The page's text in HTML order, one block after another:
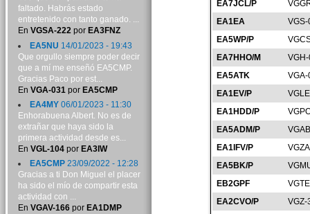
EA7JCL/P
EA1EA
EA5WP/P
EA7HHO/M
EA5ATK
EA1EV/P
EA1HDD/P
EA5ADM/P
EA1IFV/P
EA5BK/P
EB2GPF
EA2CVO/P
VGZ-
faltado. Habrás estado
entretenido con tanto ganado. ...
En VGSA-222por EA3FNZ
EA5NU 14/01/2023 - 19:43
Que orgullo siempre poder decir
que a mí me enseñó EA5CMP.
Gracias Paco por est...
En VGA-031 por EA5CMP
EA4MY06/01/2023 - 11:30
Enhorabuena Albert. No es de
extrañar que haya sido la
primera actividad desde es...
En VGL-104por EA3IW
EA5CMP23/09/2022 - 12:28
Gracias a ti Don Miguel el placer
ha sido el mío de compartir esta
actividad con ...
En VGAV-166por EA1DMP